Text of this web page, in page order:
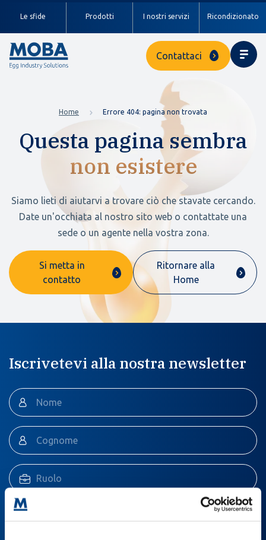
Le sfide Prodotti I nostri servizi Ricondizionato
Contattaci
Home Errore 404: pagina non trovata
Questa pagina sembra
non esistere
Siamo lieti di aiutarvi a trovare ciò che stavate cercando.
Date un'occhiata al nostro sito web o contattate una
sede o un agente nella vostra zona.
Si metta in
contatto
Ritornare alla
Home
Iscrivetevi alla nostra newsletter